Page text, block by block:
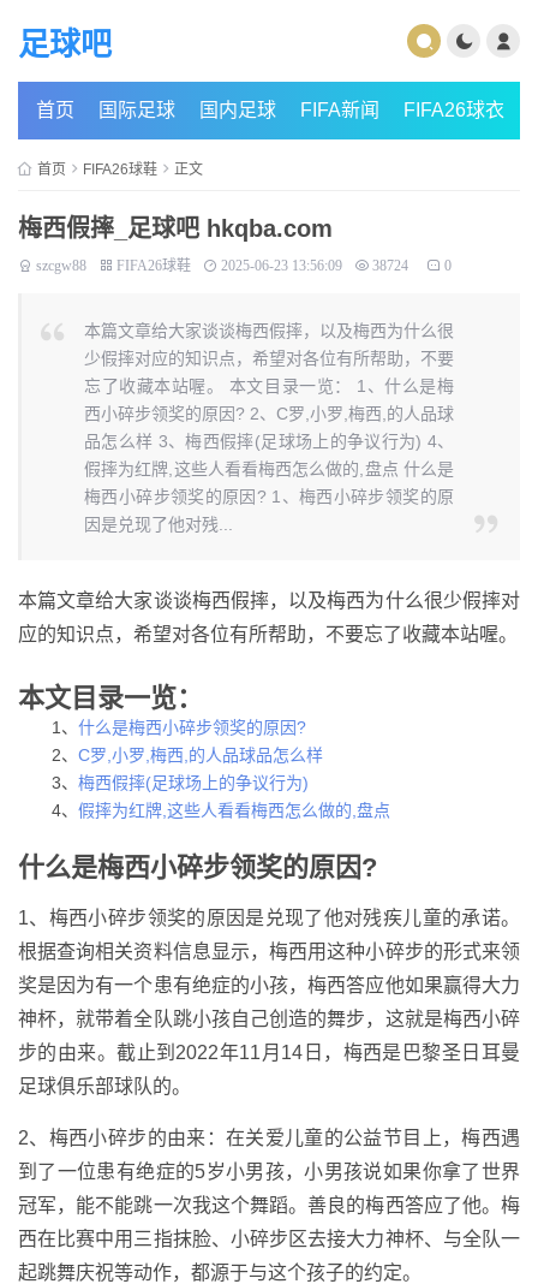
足球吧
首页 国际足球 国内足球 FIFA新闻 FIFA26球衣
首页 FIFA26球鞋 正文
梅西假摔_足球吧 hkqba.com
szcgw88 FIFA26球鞋 2025-06-23 13:56:09 38724 0
本篇文章给大家谈谈梅西假摔，以及梅西为什么很
少假摔对应的知识点，希望对各位有所帮助，不要
忘了收藏本站喔。 本文目录一览： 1、什么是梅
西小碎步领奖的原因? 2、C罗,小罗,梅西,的人品球
品怎么样 3、梅西假摔(足球场上的争议行为) 4、
假摔为红牌,这些人看看梅西怎么做的,盘点 什么是
梅西小碎步领奖的原因? 1、梅西小碎步领奖的原
因是兑现了他对残...
本篇文章给大家谈谈梅西假摔，以及梅西为什么很少假摔对
应的知识点，希望对各位有所帮助，不要忘了收藏本站喔。
本文目录一览：
1、 什么是梅西小碎步领奖的原因?
2、 C罗,小罗,梅西,的人品球品怎么样
3、 梅西假摔(足球场上的争议行为)
4、 假摔为红牌,这些人看看梅西怎么做的,盘点
什么是梅西小碎步领奖的原因?
1、梅西小碎步领奖的原因是兑现了他对残疾儿童的承诺。
根据查询相关资料信息显示，梅西用这种小碎步的形式来领
奖是因为有一个患有绝症的小孩，梅西答应他如果赢得大力
神杯，就带着全队跳小孩自己创造的舞步，这就是梅西小碎
步的由来。截止到2022年11月14日，梅西是巴黎圣日耳曼
足球俱乐部球队的。
2、梅西小碎步的由来：在关爱儿童的公益节目上，梅西遇
到了一位患有绝症的5岁小男孩，小男孩说如果你拿了世界
冠军，能不能跳一次我这个舞蹈。善良的梅西答应了他。梅
西在比赛中用三指抹脸、小碎步区去接大力神杯、与全队一
起跳舞庆祝等动作，都源于与这个孩子的约定。